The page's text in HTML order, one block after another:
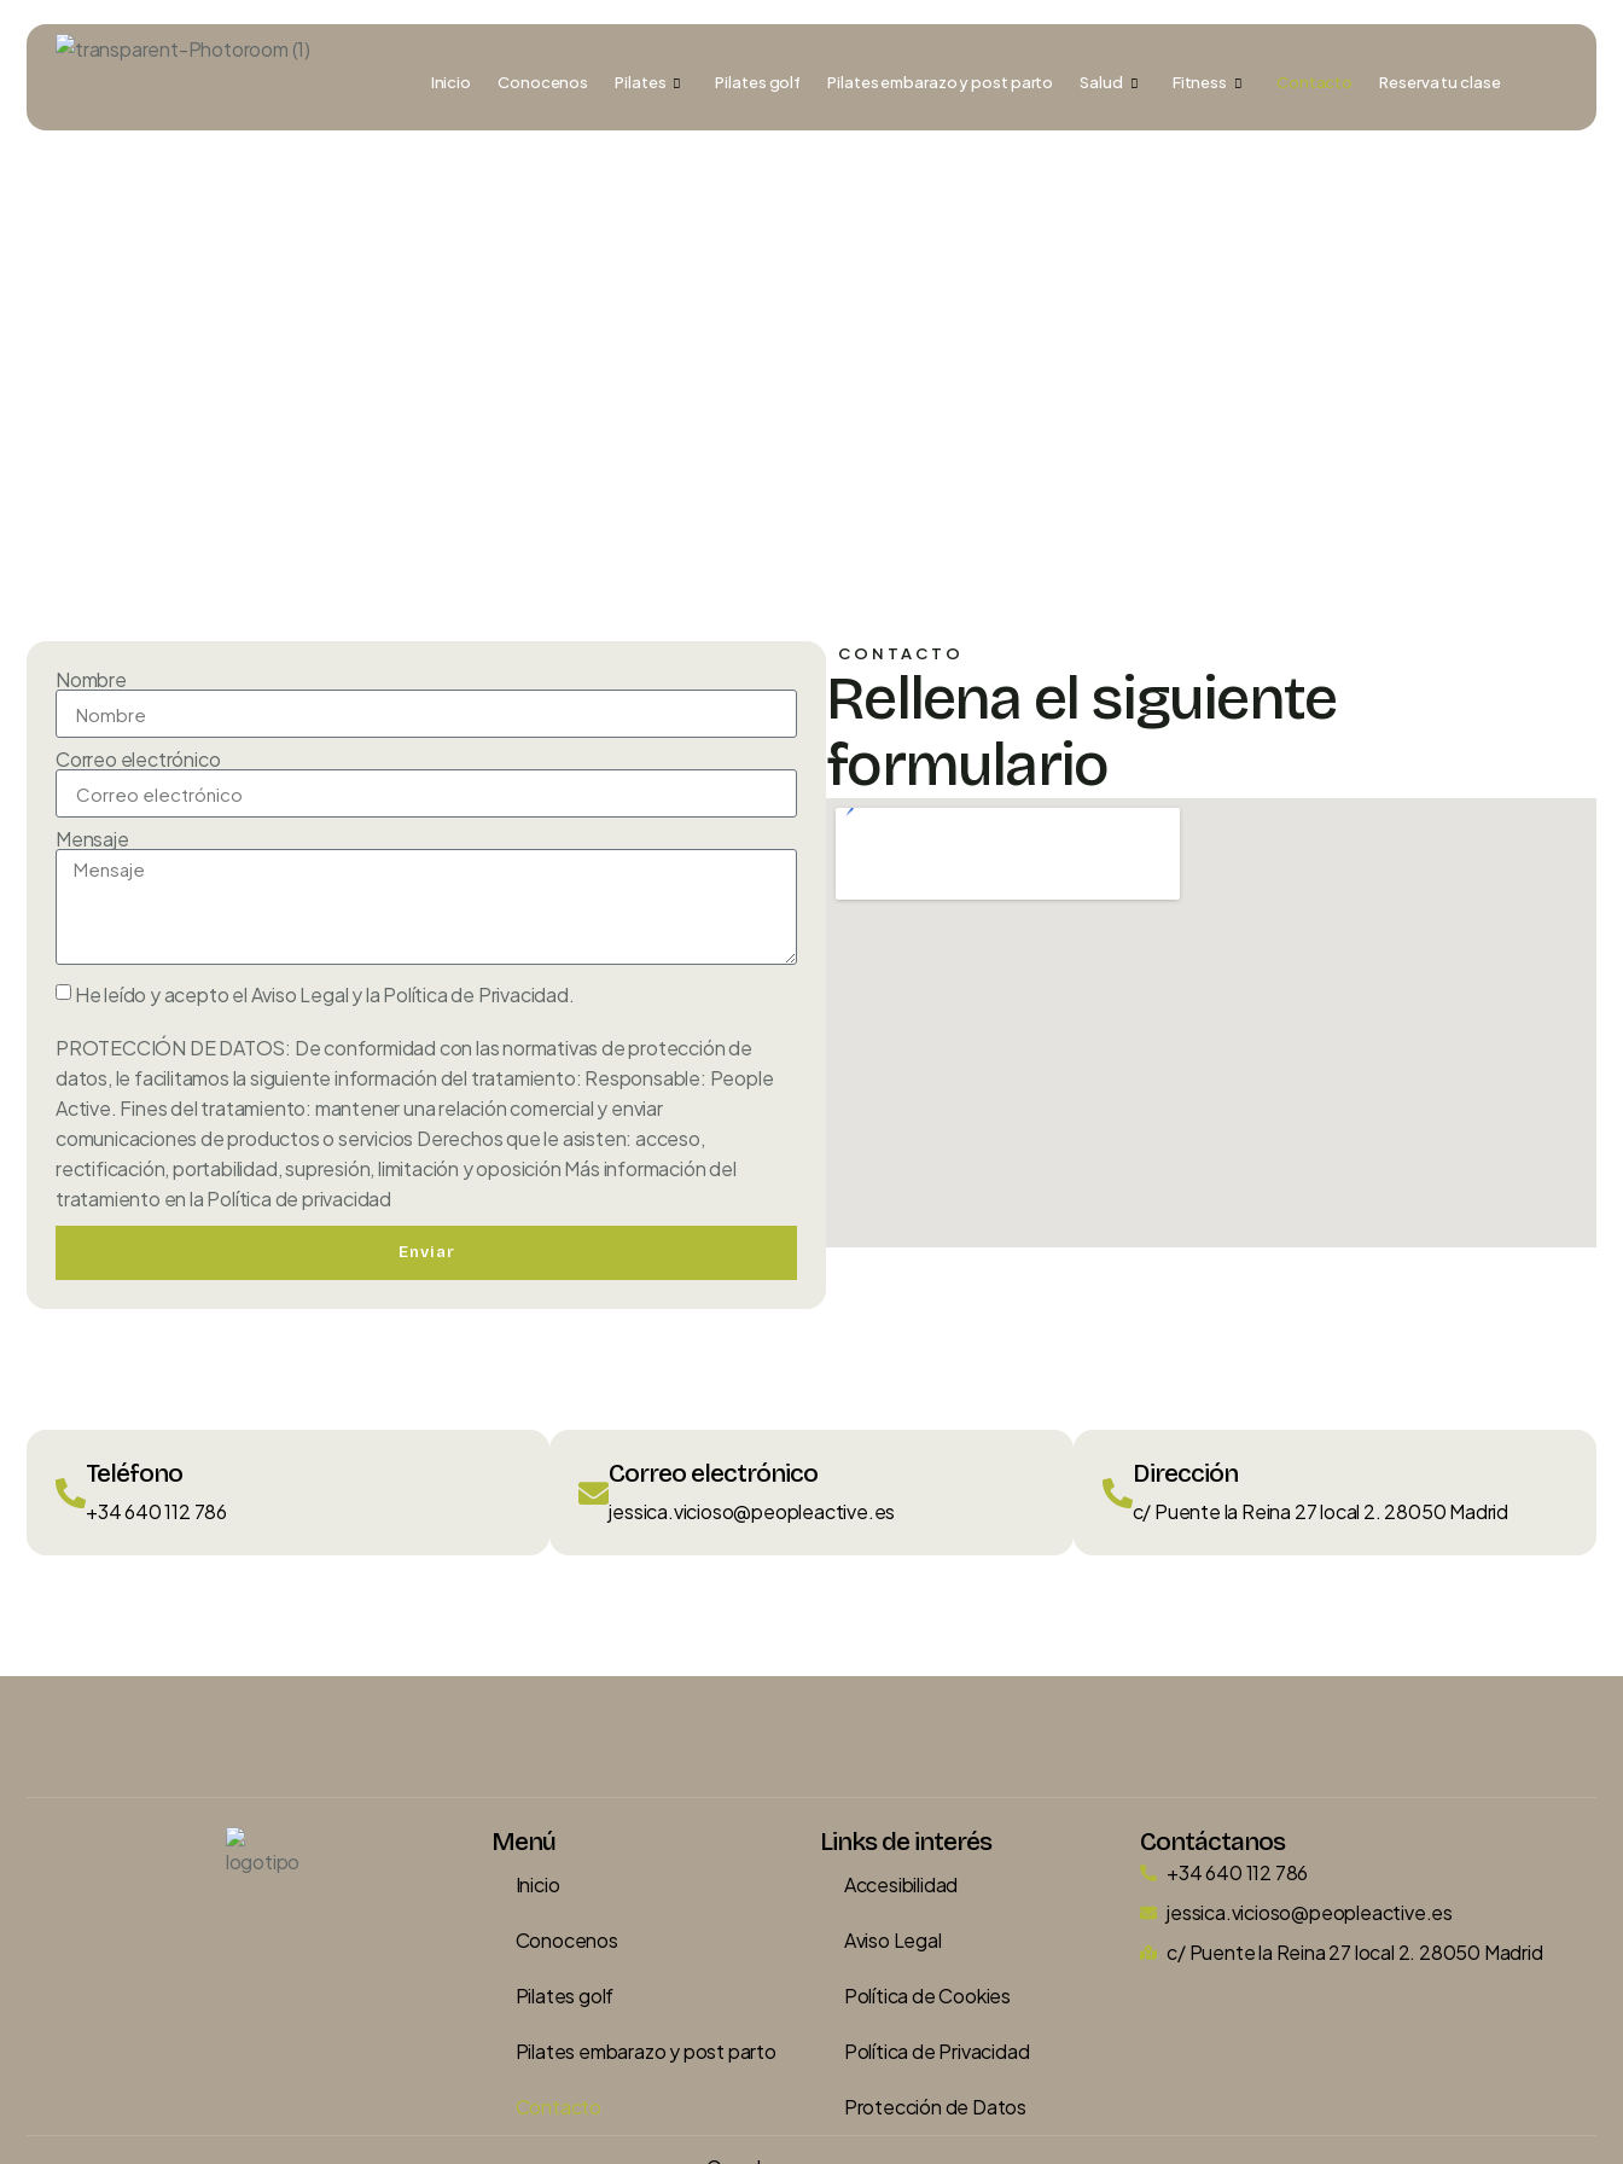
Inicio Conocenos Pilates Pilates golf Pilates embarazo y post parto Salud Fitness Contacto Reserva tu clase
Nombre
Correo electrónico
Mensaje
He leído y acepto elAviso Legaly laPolítica de Privacidad.
PROTECCIÓN DE DATOS: De conformidad con las normativas de protección de
datos, le facilitamos la siguiente información del tratamiento: Responsable: People
Active. Fines del tratamiento: mantener una relación comercial y enviar
comunicaciones de productos o servicios Derechos que le asisten: acceso,
rectificación, portabilidad, supresión, limitación y oposición Más información del
tratamiento en la Política de privacidad
Enviar
CONTACTO
Rellena el siguiente
formulario
Teléfono
+34 640 112 786
Correo electrónico
jessica.vicioso@peopleactive.es
Dirección
c/ Puente la Reina 27 local 2. 28050 Madrid
Menú
Inicio
Conocenos
Pilates golf
Pilates embarazo y post parto
Contacto
Links de interés
Accesibilidad
Aviso Legal
Política de Cookies
Política de Privacidad
Protección de Datos
Contáctanos
+34 640 112 786
jessica.vicioso@peopleactive.es
c/ Puente la Reina 27 local 2. 28050 Madrid